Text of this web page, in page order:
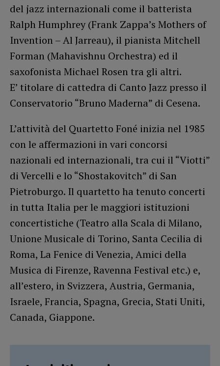
del jazz internazionali come il batterista
Ralph Humphrey (Frank Zappa’s Mothers of
Invention – Al Jarreau), il pianista Mitchell
Forman (Mahavishnu Orchestra) ed il
saxofonista Michael Rosen tra gli altri.
E’ titolare di cattedra di Canto Jazz presso il
Conservatorio “Bruno Maderna” di Cesena.
L’attività del Quartetto Foné inizia nel 1985
con le affermazioni in vari concorsi
nazionali ed internazionali, tra cui il “Viotti”
di Vercelli e lo “Shostakovitch” di San
Pietroburgo. Il quartetto ha tenuto concerti
in tutta Italia per le maggiori istituzioni
concertistiche (Teatro alla Scala di Milano,
Unione Musicale di Torino, Santa Cecilia di
Roma, La Fenice di Venezia, Amici della
Musica di Firenze, Ravenna Festival etc.) e,
all’estero, in Svizzera, Austria, Germania,
Israele, Francia, Spagna, Grecia, Stati Uniti,
Canada, Giappone.